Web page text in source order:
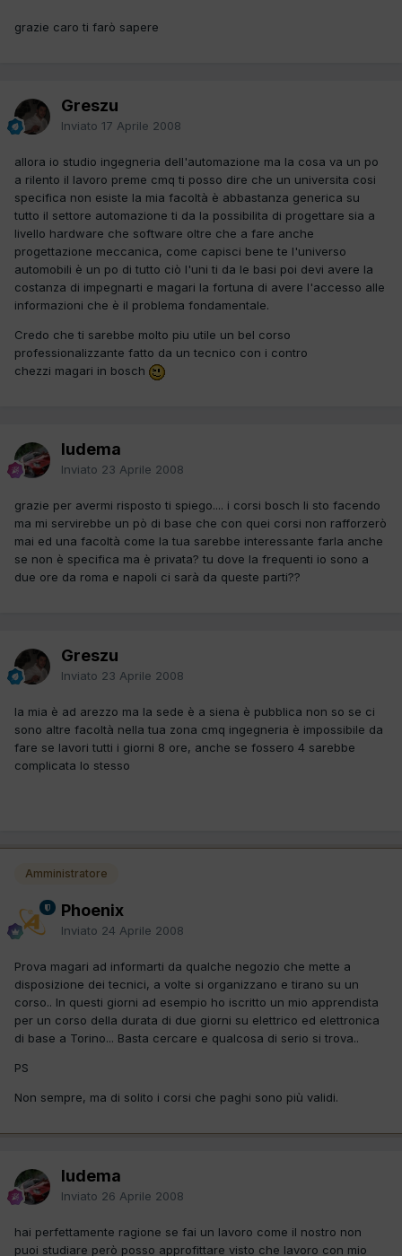
grazie caro ti farò sapere
Greszu
Inviato 17 Aprile 2008
allora io studio ingegneria dell'automazione ma la cosa va un po
a rilento il lavoro preme cmq ti posso dire che un universita cosi
specifica non esiste la mia facoltà è abbastanza generica su
tutto il settore automazione ti da la possibilita di progettare sia a
livello hardware che software oltre che a fare anche
progettazione meccanica, come capisci bene te l'universo
automobili è un po di tutto ciò l'uni ti da le basi poi devi avere la
costanza di impegnarti e magari la fortuna di avere l'accesso alle
informazioni che è il problema fondamentale.
Credo che ti sarebbe molto piu utile un bel corso
professionalizzante fatto da un tecnico con i contro
chezzi magari in bosch
ludema
Inviato 23 Aprile 2008
grazie per avermi risposto ti spiego.... i corsi bosch li sto facendo
ma mi servirebbe un pò di base che con quei corsi non rafforzerò
mai ed una facoltà come la tua sarebbe interessante farla anche
se non è specifica ma è privata? tu dove la frequenti io sono a
due ore da roma e napoli ci sarà da queste parti??
Greszu
Inviato 23 Aprile 2008
la mia è ad arezzo ma la sede è a siena è pubblica non so se ci
sono altre facoltà nella tua zona cmq ingegneria è impossibile da
fare se lavori tutti i giorni 8 ore, anche se fossero 4 sarebbe
complicata lo stesso
Amministratore
Phoenix
Inviato 24 Aprile 2008
Prova magari ad informarti da qualche negozio che mette a
disposizione dei tecnici, a volte si organizzano e tirano su un
corso.. In questi giorni ad esempio ho iscritto un mio apprendista
per un corso della durata di due giorni su elettrico ed elettronica
di base a Torino... Basta cercare e qualcosa di serio si trova..
PS
Non sempre, ma di solito i corsi che paghi sono più validi.
ludema
Inviato 26 Aprile 2008
hai perfettamente ragione se fai un lavoro come il nostro non
puoi studiare però posso approfittare visto che lavoro con mio